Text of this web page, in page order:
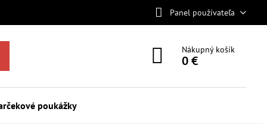
Panel používateľa
Nákupný košík
0 €
poukážky